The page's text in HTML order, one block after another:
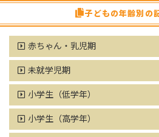
子どもの年齢別の
赤ちゃん・乳児期
未就学児期
小学生（低学年）
小学生（高学年）